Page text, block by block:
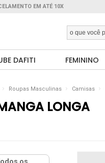
EM ATÉ 10X
DAFITI FEMININO
Roupas Masculinas Camisas
LONGA